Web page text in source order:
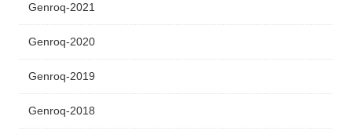
Genroq-2021
Genroq-2020
Genroq-2019
Genroq-2018